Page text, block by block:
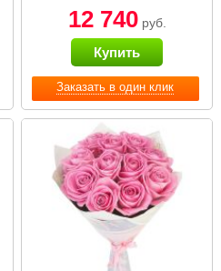
Заказать в один клик
12 740руб.
Купить